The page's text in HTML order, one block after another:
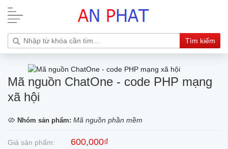
Tìm kiếm
Mã nguồn ChatOne - code PHP mạng
xã hội
Nhóm sản phẩm: Mã nguồn phần mềm
Giá sản phẩm: 600,000₫